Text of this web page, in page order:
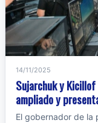
14/11/2025
Sujarchuk y
ampliado y
El gobernador de la